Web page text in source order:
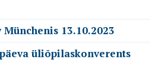
13.10.2023
üliõpilaskonverents